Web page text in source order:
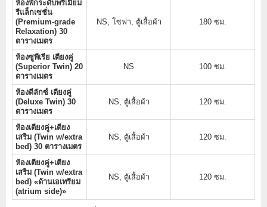
ห้องพักระดับพรีเมี่ยม
รีแล็กเซชั่น
(Premium-grade
Relaxation) 30
ตารางเมตร
NS, โซฟา, ตู้เสื้อผ้า 180 ซม.
ห้องซูพีเรีย เตียงคู่
(Superior Twin) 20
ตารางเมตร
NS 100 ซม.
ห้องดีลักซ์ เตียงคู่
(Deluxe Twin) 30
ตารางเมตร
NS, ตู้เสื้อผ้า 120 ซม.
ห้องเตียงคู่+เตียง
เสริม (Twin w/extra
bed) 30 ตารางเมตร
NS, ตู้เสื้อผ้า 120 ซม.
ห้องเตียงคู่+เตียง
เสริม (Twin w/extra
bed) «ด้านเอเทรียม
(atrium side)»
NS, ตู้เสื้อผ้า 120 ซม.